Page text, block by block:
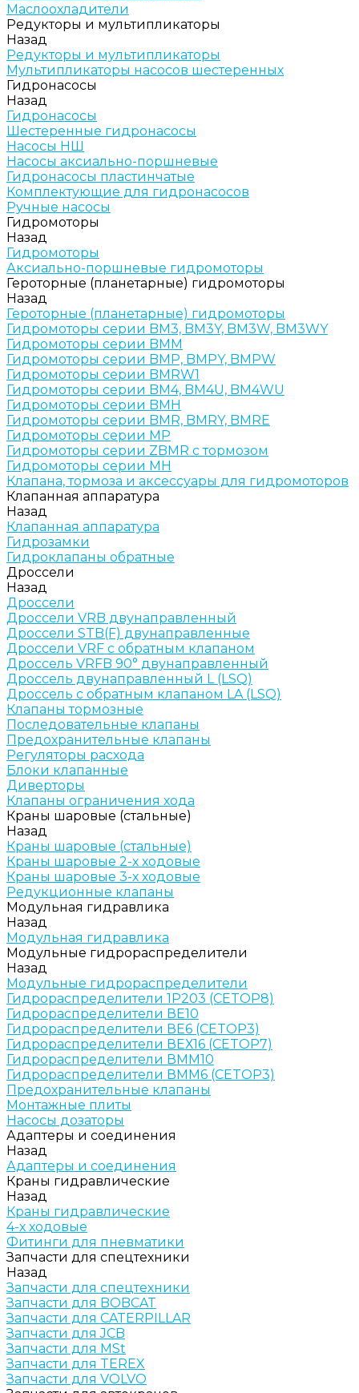
Маслоохладители
Редукторы и мультипликаторы
Назад
Редукторы и мультипликаторы
Мультипликаторы насосов шестеренных
Гидронасосы
Назад
Гидронасосы
Шестеренные гидронасосы
Насосы НШ
Насосы аксиально-поршневые
Гидронасосы пластинчатые
Комплектующие для гидронасосов
Ручные насосы
Гидромоторы
Назад
Гидромоторы
Аксиально-поршневые гидромоторы
Героторные (планетарные) гидромоторы
Назад
Героторные (планетарные) гидромоторы
Гидромоторы серии BM3, BM3Y, BM3W, BM3WY
Гидромоторы серии BMM
Гидромоторы серии BMP, BMPY, BMPW
Гидромоторы серии BMRW1
Гидромоторы серии BМ4, BM4U, BМ4WU
Гидромоторы серии BМH
Гидромоторы серии BМR, BMRY, BМRE
Гидромоторы серии MP
Гидромоторы серии ZBMR с тормозом
Гидромоторы серии МH
Клапана, тормоза и аксессуары для гидромоторов
Клапанная аппаратура
Назад
Клапанная аппаратура
Гидрозамки
Гидроклапаны обратные
Дроссели
Назад
Дроссели
Дроссели VRB двунаправленный
Дроссели STB(F) двунаправленные
Дроссели VRF с обратным клапаном
Дроссель VRFB 90° двунаправленный
Дроссель двунаправленный L (LSQ)
Дроссель с обратным клапаном LA (LSQ)
Клапаны тормозные
Последовательные клапаны
Предохранительные клапаны
Регуляторы расхода
Блоки клапанные
Диверторы
Клапаны ограничения хода
Краны шаровые (стальные)
Назад
Краны шаровые (стальные)
Краны шаровые 2-х ходовые
Краны шаровые 3-х ходовые
Редукционные клапаны
Модульная гидравлика
Назад
Модульная гидравлика
Модульные гидрораспределители
Назад
Модульные гидрораспределители
Гидрораспределители 1Р203 (CETOP8)
Гидрораспределители ВЕ10
Гидрораспределители ВЕ6 (CETOP3)
Гидрораспределители ВЕХ16 (CETOP7)
Гидрораспределители ВММ10
Гидрораспределители ВММ6 (CETOP3)
Предохранительные клапаны
Монтажные плиты
Насосы дозаторы
Адаптеры и соединения
Назад
Адаптеры и соединения
Краны гидравлические
Назад
Краны гидравлические
4-х ходовые
Фитинги для пневматики
Запчасти для спецтехники
Назад
Запчасти для спецтехники
Запчасти для BOBCAT
Запчасти для CATERPILLAR
Запчасти для JCB
Запчасти для MSt
Запчасти для TEREX
Запчасти для VOLVO